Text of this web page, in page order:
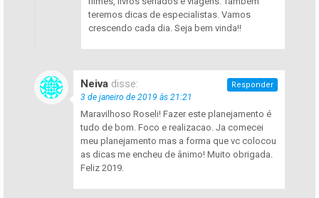
teremos dicas de especialistas. Vamos
crescendo cada dia. Seja bem vinda!!
Neiva disse:
3 de janeiro de 2019 às 21:21
Maravilhoso Roseli! Fazer este planejamento é
tudo de bom. Foco e realizacao. Ja comecei
meu planejamento mas a forma que vc colocou
as dicas me encheu de ânimo! Muito obrigada.
Feliz 2019.
Responder